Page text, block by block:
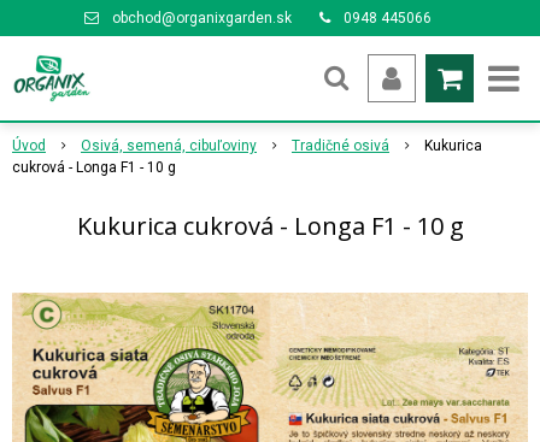
obchod@organixgarden.sk 0948 445066
Úvod Osivá, semená, cibuľoviny Tradičné osivá
Kukurica
cukrová - Longa F1 - 10 g
Kukurica cukrová - Longa F1 - 10 g